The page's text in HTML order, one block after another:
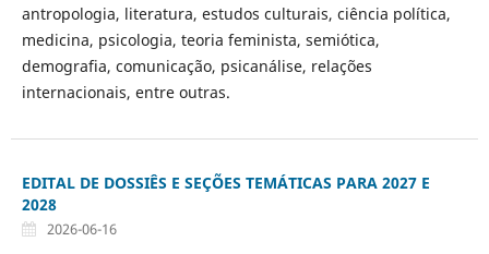
antropologia, literatura, estudos culturais, ciência política,
medicina, psicologia, teoria feminista, semiótica,
demografia, comunicação, psicanálise, relações
internacionais, entre outras.
EDITAL DE DOSSIÊS E SEÇÕES TEMÁTICAS PARA 2027 E
2028
2026-06-16